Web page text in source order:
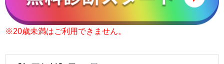
※20歳未満はご利用できません。